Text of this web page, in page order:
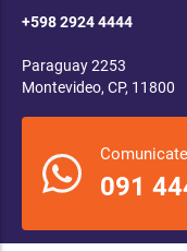
+598 2924 4444
Paraguay 2253
Montevideo, CP, 11800
091